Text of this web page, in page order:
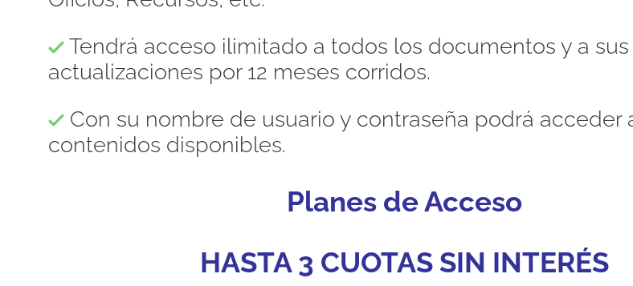
Tendrá acceso ilimitado a todos los documentos y a sus
actualizaciones por 12 meses corridos.
Con su nombre de usuario y contraseña podrá acceder
contenidos disponibles.
Planes de Acceso
HASTA 3 CUOTAS SIN INTERÉS